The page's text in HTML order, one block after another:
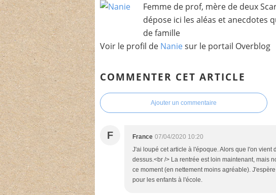
Femme de prof, mère de deux
dépose ici les aléas et anecdotes
de famille
Voir le profil de Naniesur le portail Overblog
COMMENTER CET ARTICLE
Ajouter un commentaire
F France 07/04/2020 10:20
J'ai loupé cet article à l'époque. Alors que l'on
dessus.<br /> La rentrée est loin maintenant, mais
ce moment (en nettement moins agréable).
pour les enfants à l'école.